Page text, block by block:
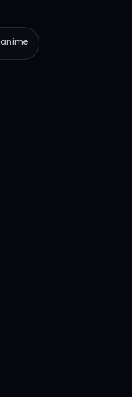
anime